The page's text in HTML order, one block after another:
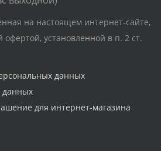
на настоящем интернет-сайте,
офертой, установленной в п. 2 ст.
данных
данных
для интернет-магазина